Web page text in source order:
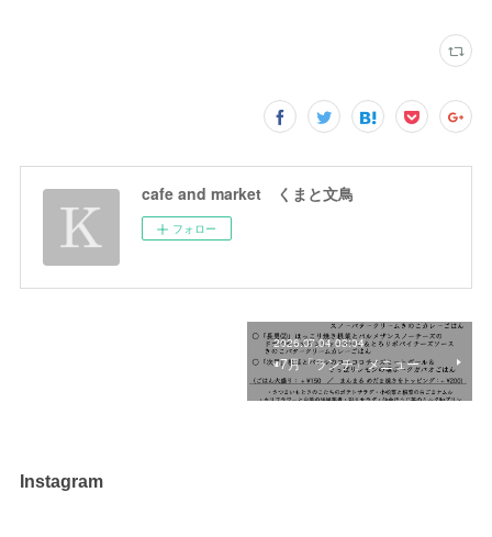
cafe and market くまと文鳥
フォロー
2026.07.04 03:04
◉7月「ランチ」メニュー
Instagram